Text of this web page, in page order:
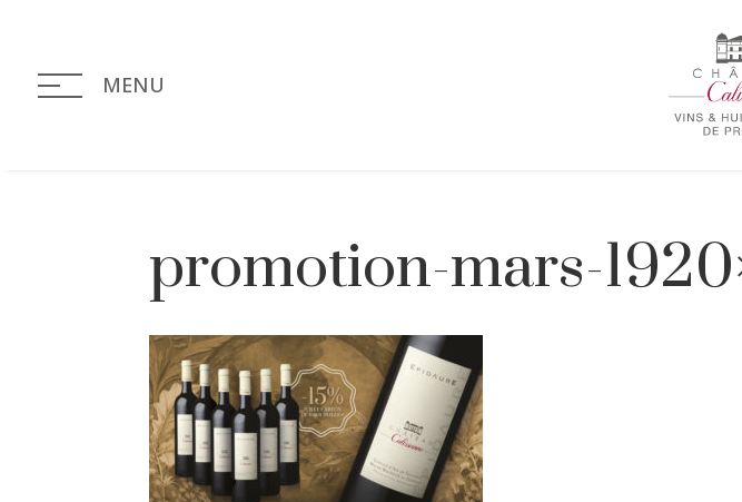
MENU
promotion-mars-